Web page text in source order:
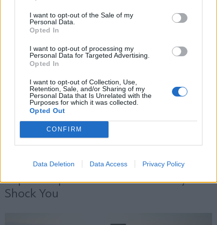
I want to opt-out of the Sale of my
Personal Data.
Opted In
I want to opt-out of processing my
Personal Data for Targeted Advertising.
Opted In
I want to opt-out of Collection, Use,
Retention, Sale, and/or Sharing of my
Personal Data that Is Unrelated with the
Purposes for which it was collected.
Opted Out
CONFIRM
Data Deletion Data Access Privacy Policy
και την πολιτική απορρήτου
X